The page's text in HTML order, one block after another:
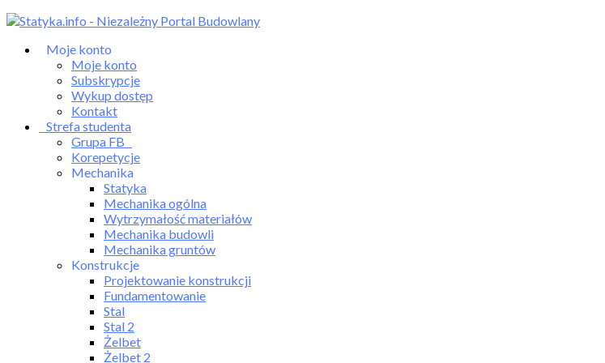
Skip
contentMoje konto
Moje konto
Subskrypcje
Wykup dostęp
Kontakt
Strefa studenta
Grupa FB
Korepetycje
Mechanika
Statyka
Mechanika ogólna
Wytrzymałość materiałów
Mechanika budowli
Mechanika gruntów
Konstrukcje
Projektowanie konstrukcji
Fundamentowanie
Stal
Stal 2
Żelbet
Żelbet 2